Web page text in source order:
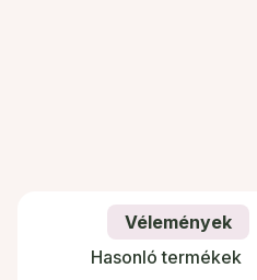
Vélemények
Hasonló termékek